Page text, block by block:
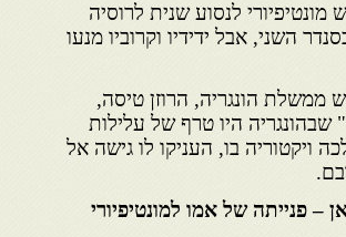
ביקר מונטיפיורי בגיאורגיה. בגיל 97 ביקש מונטיפיורי לנסוע שנית לרוסיה
השני, אבל ידידיו וקרוביו מנעו
ממשלת הונגריה, הרוזן טיסה,
היו טרף של עלילות
ויקטוריה בו, העניקו לו גישה אל
– פנייתה של אמו למונטיפיורי